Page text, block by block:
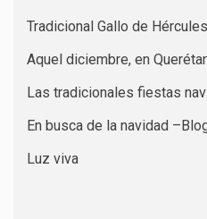
Tradicional Gallo de Hércules
Aquel diciembre, en
Las tradicionales fiestas
En busca de la navidad
Luz viva